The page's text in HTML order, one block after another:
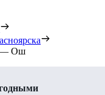
— Ош